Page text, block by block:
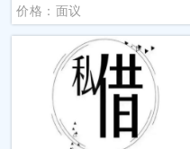
价格：面议